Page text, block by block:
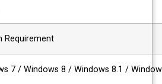
Requirement
7 / Windows 8 / Windows 8.1 /